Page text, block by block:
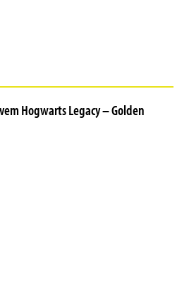
Hogwarts Legacy – Golden